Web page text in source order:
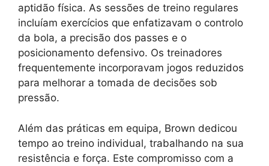
aptidão física. As sessões de treino regulares
incluíam exercícios que enfatizavam o controlo
da bola, a precisão dos passes e o
posicionamento defensivo. Os treinadores
frequentemente incorporavam jogos reduzidos
para melhorar a tomada de decisões sob
pressão.
Além das práticas em equipa, Brown dedicou
tempo ao treino individual, trabalhando na sua
resistência e força. Este compromisso com a